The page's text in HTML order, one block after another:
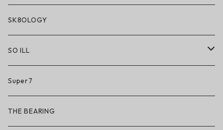
SK8OLOGY
SO ILL
So iLL
So iLL × ON THE ROAM
Super7
THE BEARING